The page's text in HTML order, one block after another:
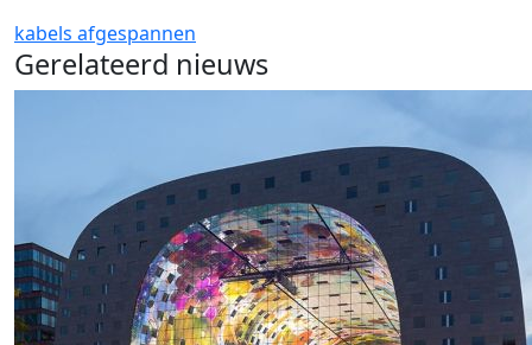
kabels afgespannen
Gerelateerd nieuws